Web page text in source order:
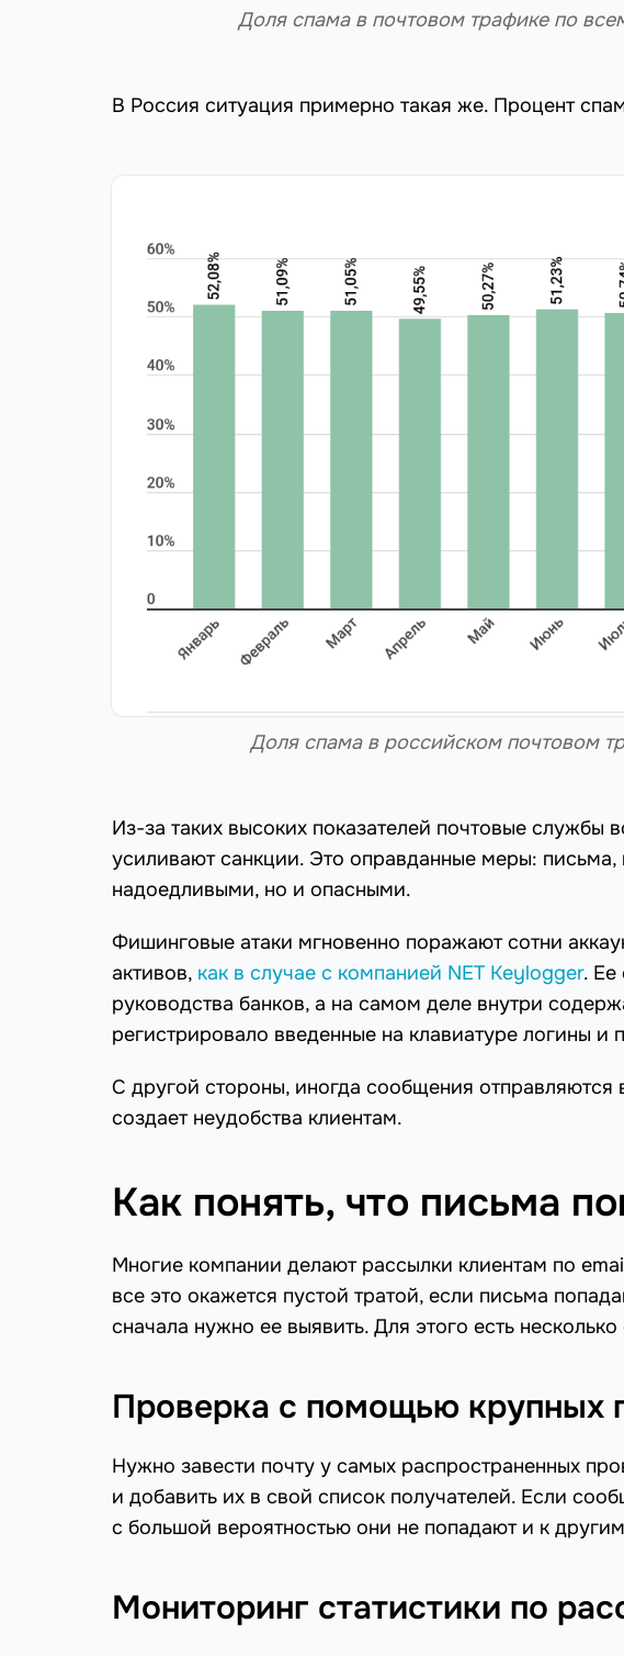
Доля спама в почтовом трафике по
В Россия ситуация примерно такая же. Процент
Доля спама в российском почтовом
Из-за таких высоких показателей почтовые службы
усиливают санкции. Это оправданные меры:
надоедливыми, но и опасными.
Фишинговые атаки мгновенно поражают сотни
активов, как в случае с компанией NET Keylogger. Ее
руководства банков, а на самом деле внутри
регистрировало введенные на клавиатуре логины
С другой стороны, иногда сообщения
создает неудобства клиентам.
Как понять, что письма
Многие компании делают рассылки клиентам по
все это окажется пустой тратой, если письма
сначала нужно ее выявить. Для этого есть
Проверка с помощью крупных
Нужно завести почту у самых распространенных
и добавить их в свой список получателей. Если
с большой вероятностью они не попадают и к
Мониторинг статистики по